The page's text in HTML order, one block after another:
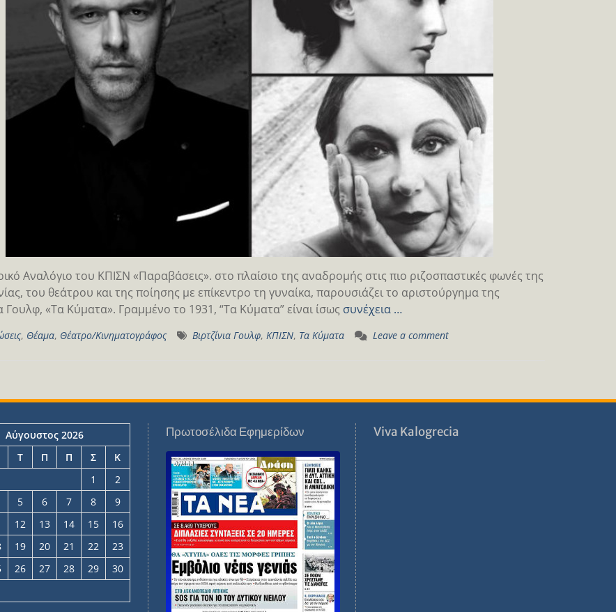
Αναλόγιο του ΚΠΙΣΝ «Παραβάσεις». στο πλαίσιο της αναδρομής στις πιο ριζοσπαστικές φωνές της
του θεάτρου και της ποίησης με επίκεντρο τη γυναίκα, παρουσιάζει το αριστούργημα της
Γουλφ, «Τα Κύματα». Γραμμένο το 1931, “Τα Κύματα” είναι ίσως συνέχεια …
, Θέαμα, Θέατρο/Κινηματογράφος Βιρτζίνια Γουλφ, ΚΠΙΣΝ, Τα Κύματα Leave a comment
Αύγουστος 2026
Τ Π Π Σ
Κ
1
2
5 6 7 8
9
12 13 14 15
16
19 20 21 22
23
26 27 28 29
30
Πρωτοσέλιδα Εφημερίδων Viva Kalogrecia